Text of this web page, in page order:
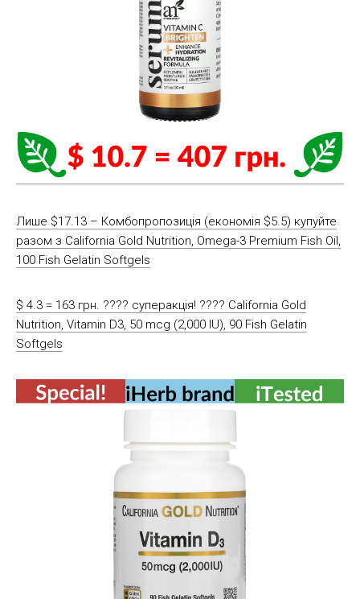
Лише $17.13 – Комбопропозиція (економія $5.5) купуйте
разом з California Gold Nutrition, Omega-3 Premium Fish Oil,
100 Fish Gelatin Softgels
$ 4.3 = 163 грн. ???? cуперакція! ???? California Gold
Nutrition, Vitamin D3, 50 mcg (2,000 IU), 90 Fish Gelatin
Softgels